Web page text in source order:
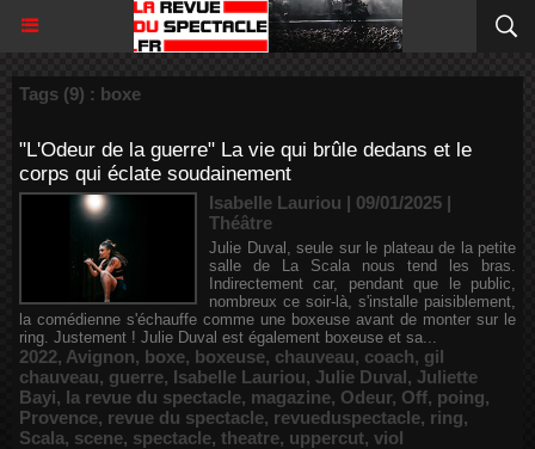
Tags (9) : boxe
"L'Odeur de la guerre" La vie qui brûle dedans et le
corps qui éclate soudainement
Isabelle Lauriou | 09/01/2025 |
Théâtre
Julie Duval, seule sur le plateau de la petite
salle de La Scala nous tend les bras.
Indirectement car, pendant que le public,
nombreux ce soir-là, s'installe paisiblement,
la comédienne s'échauffe comme une boxeuse avant de monter sur le
ring. Justement ! Julie Duval est également boxeuse et sa...
2022, Avignon, boxe, boxeuse, chauveau, coach, gil
chauveau, guerre, Isabelle Lauriou, Julie Duval, Juliette
Bayi, la revue du spectacle, magazine, Odeur, Off, poing,
Provence, revue du spectacle, revueduspectacle, ring,
Scala, scene, spectacle, theatre, uppercut, viol